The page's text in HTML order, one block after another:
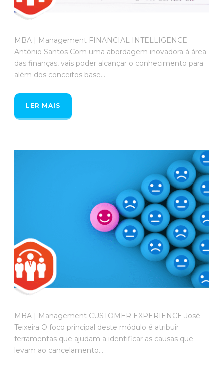
MBA | Management FINANCIAL INTELLIGENCE
António Santos Com uma abordagem inovadora à área
das finanças, vais poder alcançar o conhecimento para
além dos conceitos base...
LER MAIS
MBA | Management CUSTOMER EXPERIENCE José
Teixeira O foco principal deste módulo é atribuir
ferramentas que ajudam a identificar as causas que
levam ao cancelamento...